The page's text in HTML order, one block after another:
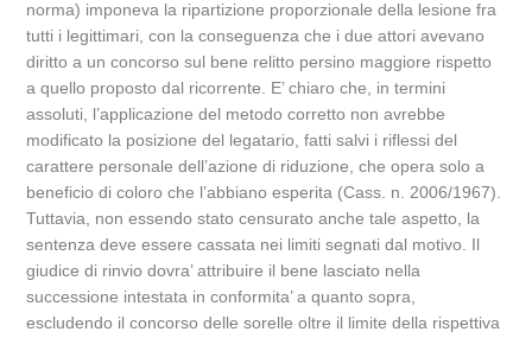
norma) imponeva la ripartizione proporzionale della lesione fra
tutti i legittimari, con la conseguenza che i due attori avevano
diritto a un concorso sul bene relitto persino maggiore rispetto
a quello proposto dal ricorrente. E’ chiaro che, in termini
assoluti, l’applicazione del metodo corretto non avrebbe
modificato la posizione del legatario, fatti salvi i riflessi del
carattere personale dell’azione di riduzione, che opera solo a
beneficio di coloro che l’abbiano esperita (Cass. n. 2006/1967).
Tuttavia, non essendo stato censurato anche tale aspetto, la
sentenza deve essere cassata nei limiti segnati dal motivo. Il
giudice di rinvio dovra’ attribuire il bene lasciato nella
successione intestata in conformita’ a quanto sopra,
escludendo il concorso delle sorelle oltre il limite della rispettiva